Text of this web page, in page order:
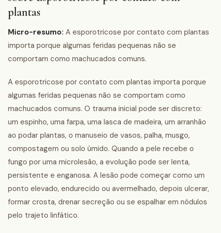
plantas
Micro-resumo: A esporotricose por contato com plantas
importa porque algumas feridas pequenas não se
comportam como machucados comuns.
A esporotricose por contato com plantas importa porque
algumas feridas pequenas não se comportam como
machucados comuns. O trauma inicial pode ser discreto:
um espinho, uma farpa, uma lasca de madeira, um arranhão
ao podar plantas, o manuseio de vasos, palha, musgo,
compostagem ou solo úmido. Quando a pele recebe o
fungo por uma microlesão, a evolução pode ser lenta,
persistente e enganosa. A lesão pode começar como um
ponto elevado, endurecido ou avermelhado, depois ulcerar,
formar crosta, drenar secreção ou se espalhar em nódulos
pelo trajeto linfático.